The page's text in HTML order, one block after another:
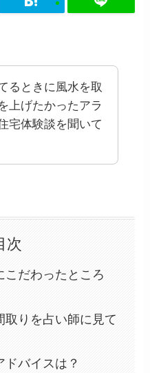
るときに風水を取
上げたかったアラ
宅体験談を聞いて
次
こだわったところ
取りを占い師に見て
ドバイスは？